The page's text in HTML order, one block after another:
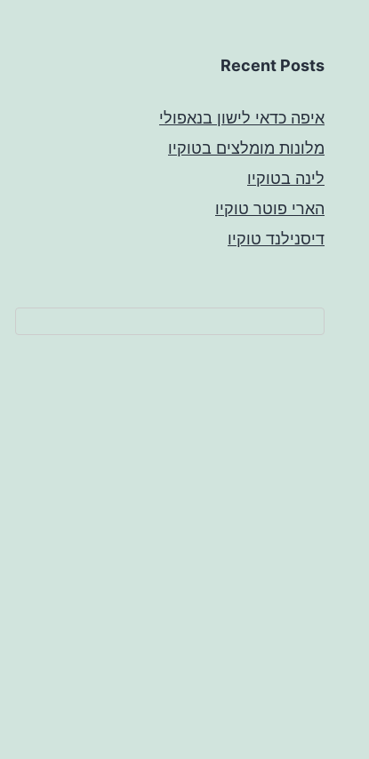
Recent Posts
איפה כדאי לישון בנאפולי
מלונות מומלצים בטוקיו
לינה בטוקיו
הארי פוטר טוקיו
דיסנילנד טוקיו